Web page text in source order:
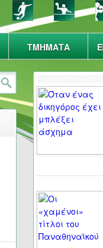
ΤΜΗΜΑΤΑ